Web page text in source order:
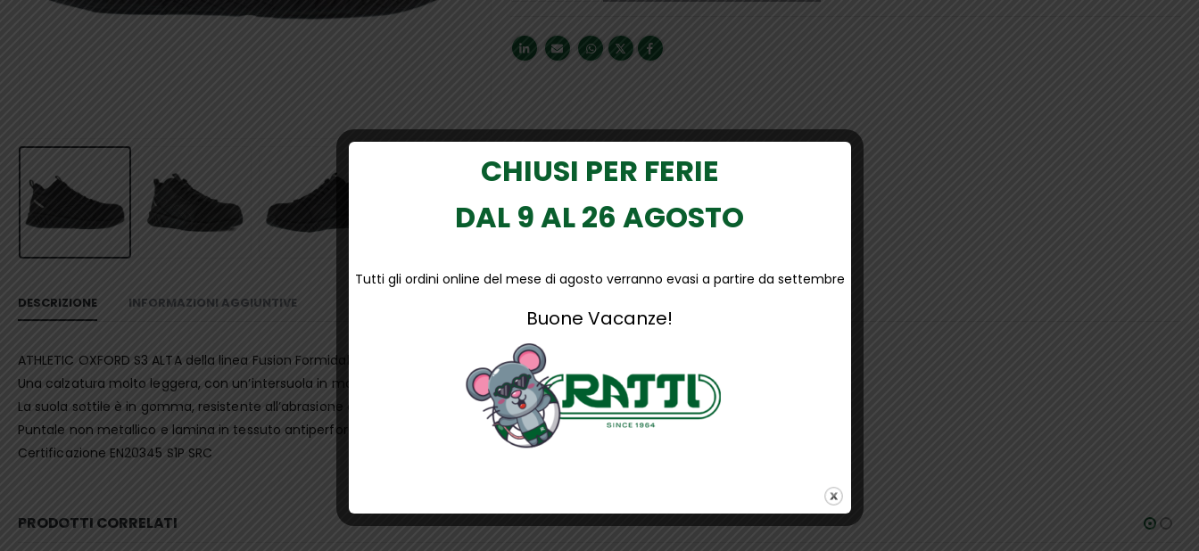
DESCRIZIONE INFORMAZIONI AGGIUNTIVE
ATHLETIC OXFORD S3 ALTA della linea Fusion Formidable è una scarpa alta realizzata in pelle idrorepellente.
Una calzatura molto leggera, con un’intersuola in morbida schiuma Floatride Energy che ha lo scopo di ammortizzare e defaticare.
La suola sottile è in gomma, resistente all’abrasione e antiscivolo.
Puntale non metallico e lamina in tessuto antiperforazione.
Certificazione EN20345 S1P SRC
PRODOTTI CORRELATI
CHIUSI PER FERIE
DAL 9 AL 26 AGOSTO
Tutti gli ordini online del mese di agosto verranno evasi a partire da settembre
Buone Vacanze!